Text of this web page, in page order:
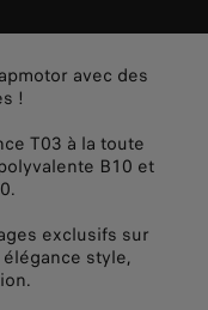
avec des
!
T03 à la toute
B10 et
exclusifs sur
style,